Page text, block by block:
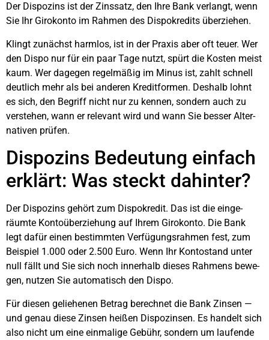
Der Dis­po­zins ist der Zins­satz, den Ihre Bank ver­langt, wenn
Sie Ihr Giro­kon­to im Rah­men des Dis­po­kre­dits über­zie­hen.
Klingt zunächst harm­los, ist in der Pra­xis aber oft teu­er. Wer
den Dis­po nur für ein paar Tage nutzt, spürt die Kos­ten meist
kaum. Wer dage­gen regel­mä­ßig im Minus ist, zahlt schnell
deut­lich mehr als bei ande­ren Kre­dit­for­men. Des­halb lohnt
es sich, den Begriff nicht nur zu ken­nen, son­dern auch zu
ver­ste­hen, wann er rele­vant wird und wann Sie bes­ser Alter­
na­ti­ven prü­fen.
Dis­po­zins Bedeu­tung ein­fach
erklärt: Was steckt dahin­ter?
Der Dis­po­zins gehört zum Dis­po­kre­dit. Das ist die ein­ge­
räum­te Kon­to­über­zie­hung auf Ihrem Giro­kon­to. Die Bank
legt dafür einen bestimm­ten Ver­fü­gungs­rah­men fest, zum
Bei­spiel 1.000 oder 2.500 Euro. Wenn Ihr Kon­to­stand unter
null fällt und Sie sich noch inner­halb die­ses Rah­mens bewe­
gen, nut­zen Sie auto­ma­tisch den Dis­po.
Für die­sen gelie­he­nen Betrag berech­net die Bank Zin­sen —
und genau die­se Zin­sen hei­ßen Dis­po­zin­sen. Es han­delt sich
also nicht um eine ein­ma­li­ge Gebühr, son­dern um lau­fen­de